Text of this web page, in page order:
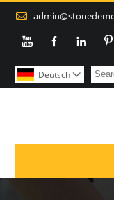

   
Deutsch 